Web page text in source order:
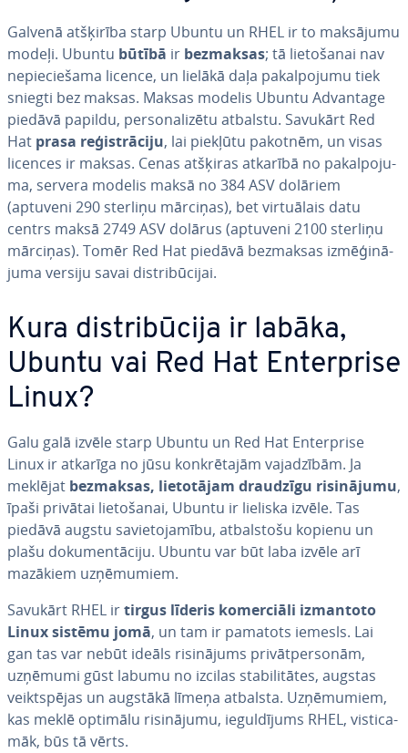
Galvenā atšķirība starp Ubuntu un RHEL ir to maksājumu
modeļi. Ubuntu būtībā ir bezmaksas; tā lie­to­ša­nai nav
ne­pie­cie­ša­ma licence, un lielākā daļa pa­kal­po­ju­mu tiek
sniegti bez maksas. Maksas modelis Ubuntu Advantage
piedāvā papildu, per­so­na­li­zē­tu atbalstu. Savukārt Red
Hat prasa re­ģis­trā­ci­ju, lai piekļūtu pakotnēm, un visas
licences ir maksas. Cenas atšķiras atkarībā no pa­kal­po­ju­
ma, servera modelis maksā no 384 ASV dolāriem
(aptuveni 290 sterliņu mārciņas), bet vir­tuā­lais datu
centrs maksā 2749 ASV dolārus (aptuveni 2100 sterliņu
mārciņas). Tomēr Red Hat piedāvā bezmaksas iz­mē­ģi­nā­
ju­ma versiju savai dis­tri­bū­ci­jai.
Kura dis­tri­bū­ci­ja ir labāka,
Ubuntu vai Red Hat En­terpri­se
Linux?
Galu galā izvēle starp Ubuntu un Red Hat En­terpri­se
Linux ir atkarīga no jūsu kon­krē­ta­jām va­ja­dzī­bām. Ja
meklējat bezmaksas, lie­to­tā­jam draudzīgu ri­si­nā­ju­mu,
īpaši privātai lie­to­ša­nai, Ubuntu ir lieliska izvēle. Tas
piedāvā augstu sa­vie­to­ja­mī­bu, at­bal­sto­šu kopienu un
plašu do­ku­men­tā­ci­ju. Ubuntu var būt laba izvēle arī
mazākiem uz­ņē­mu­miem.
Savukārt RHEL irtirgus līderis ko­mer­ciā­li izmantoto
Linux sistēmu jomā, un tam ir pamatots iemesls. Lai
gan tas var nebūt ideāls ri­si­nā­jums pri­vāt­per­so­nām,
uzņēmumi gūst labumu no izcilas sta­bi­li­tā­tes, augstas
veikt­spē­jas un augstākā līmeņa atbalsta. Uz­ņē­mu­miem,
kas meklē optimālu ri­si­nā­ju­mu, ie­gul­dī­jums RHEL, vis­ti­ca­
māk, būs tā vērts.